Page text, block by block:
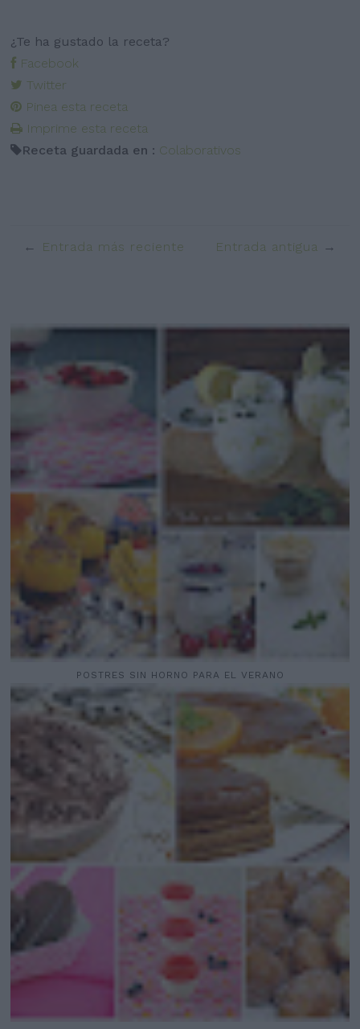
¿Te ha gustado la receta?
Facebook
Twitter
Pinea esta receta
Imprime esta receta
Receta guardada en : Colaborativos
Entrada más reciente Entrada antigua
POSTRES SIN HORNO PARA EL VERANO